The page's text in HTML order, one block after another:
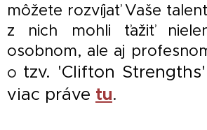
môžete rozvíjať Vaše
z nich mohli ťažiť
osobnom, ale aj
o tzv. 'Clifton
viac práve tu.